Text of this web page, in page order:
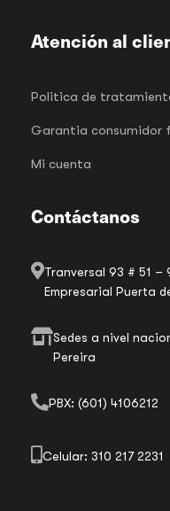
Atención al
Politica de
Garantia consumidor
Mi cuenta
Contáctanos
Tranversal 93 # 51 –
Empresarial Puerta
Sedes a nivel
Pereira
PBX: (601) 4106212
Celular: 310 217 2231